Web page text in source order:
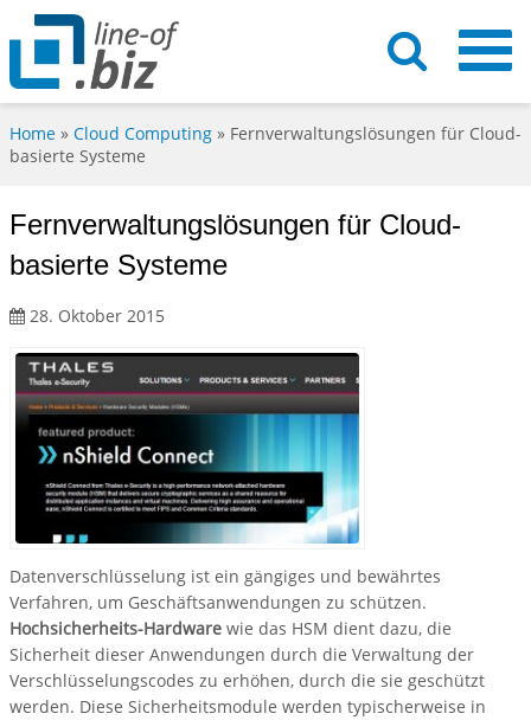
Home » Cloud Computing » Fernverwaltungslösungen für Cloud-
basierte Systeme
Fernverwaltungslösungen für Cloud-
basierte Systeme
28. Oktober 2015
Datenverschlüsselung ist ein gängiges und bewährtes
Verfahren, um Geschäftsanwendungen zu schützen.
Hochsicherheits-Hardware wie das HSM dient dazu, die
Sicherheit dieser Anwendungen durch die Verwaltung der
Verschlüsselungscodes zu erhöhen, durch die sie geschützt
werden. Diese Sicherheitsmodule werden typischerweise in